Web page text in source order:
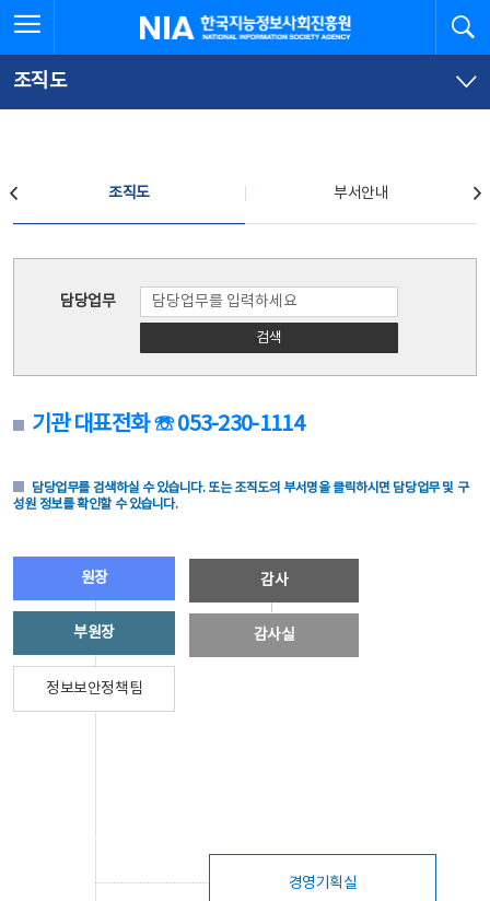
문
로
가
체
뉴
바
가
한국지능정보사회진흥원
조직도
조직도 부서안내
담당업무
검색
기관 대표전화 ☏ 053-230-1114
담당업무를 검색하실 수 있습니다. 또는 조직도의 부서명을 클릭하시면 담당업무 및 구
성원 정보를 확인할 수 있습니다.
원장
부원장
정보보안정책팀
감사
감사실
경영기획실